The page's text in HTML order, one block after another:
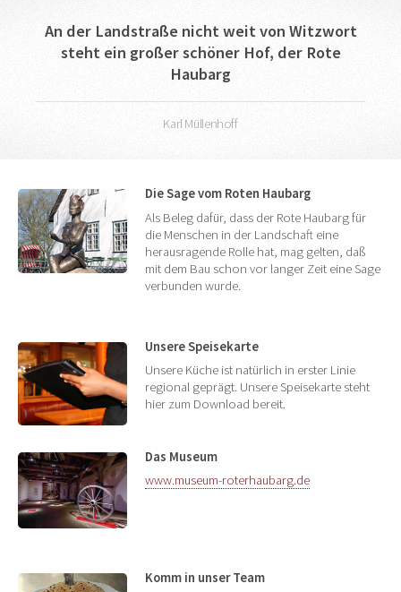
An der Landstraße nicht weit von Witzwort
steht ein großer schöner Hof, der Rote
Haubarg
Karl Müllenhoff
Die Sage vom Roten Haubarg
Als Beleg dafür, dass der Rote Haubarg für
die Menschen in der Landschaft eine
herausragende Rolle hat, mag gelten, daß
mit dem Bau schon vor langer Zeit eine Sage
verbunden wurde.
Unsere Speisekarte
Unsere Küche ist natürlich in erster Linie
regional geprägt. Unsere Speisekarte steht
hier zum Download bereit.
Das Museum
www.museum-roterhaubarg.de
Komm in unser Team